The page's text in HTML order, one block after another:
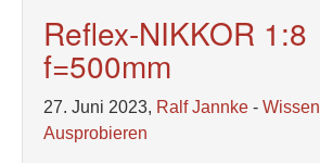
Reflex-NIKKOR 1:8
f=500mm
27. Juni 2023, Ralf Jannke - Wissen
Ausprobieren